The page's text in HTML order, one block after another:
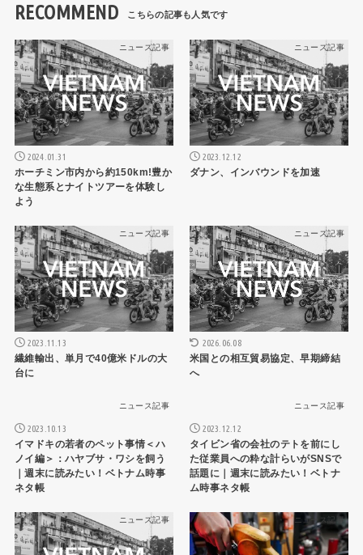
RECOMMEND
ニュース記事
2024.01.31
ホーチミン市内から約150km!豊か
な生態系とナイトツアーを体験し
よう
ニュース記事
2023.12.12
ダナン、インバウンドを加速
ニュース記事
2023.11.13
繊維輸出、単月で40億米ドルの大
台に
ニュース記事
2026.06.08
米国との相互貿易協定、早期締結
へ
ニュース記事
2023.10.13
イマドキの若者のペット事情＜ハ
ノイ編＞：ハヤブサ・ワシを飼う
｜週末に読みたい！ベトナム時事
ネタ帳
ニュース記事
2023.12.12
タイビン省の会社のテトを前にし
た従業員への粋な計らいがSNSで
話題に｜週末に読みたい！ベトナ
ム時事ネタ帳
ニュース記事 ニュース記事